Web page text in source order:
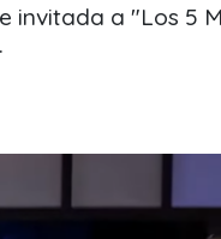
invitada a "Los 5